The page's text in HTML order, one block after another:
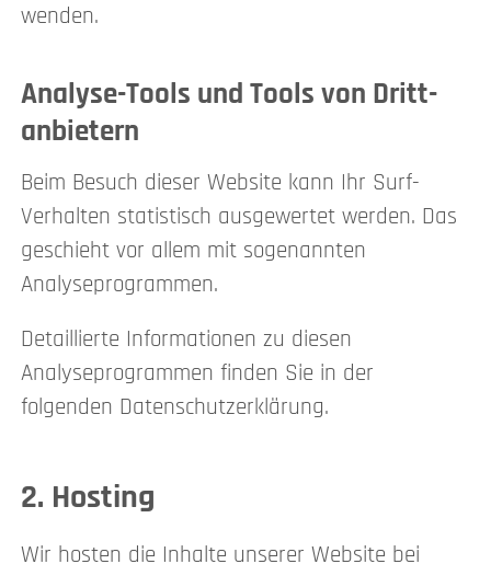
wenden.
Analyse-Tools und Tools von Dritt­
anbietern
Beim Besuch dieser Website kann Ihr Surf-
Verhalten statistisch ausgewertet werden. Das
geschieht vor allem mit sogenannten
Analyseprogrammen.
Detaillierte Informationen zu diesen
Analyseprogrammen finden Sie in der
folgenden Datenschutzerklärung.
2. Hosting
Wir hosten die Inhalte unserer Website bei